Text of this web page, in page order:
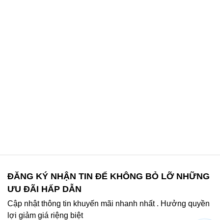
ĐĂNG KÝ NHẬN TIN ĐỂ KHÔNG BỎ LỠ NHỮNG
ƯU ĐÃI HẤP DẪN
Cập nhật thông tin khuyến mãi nhanh nhất . Hưởng quyền
lợi giảm giá riệng biệt